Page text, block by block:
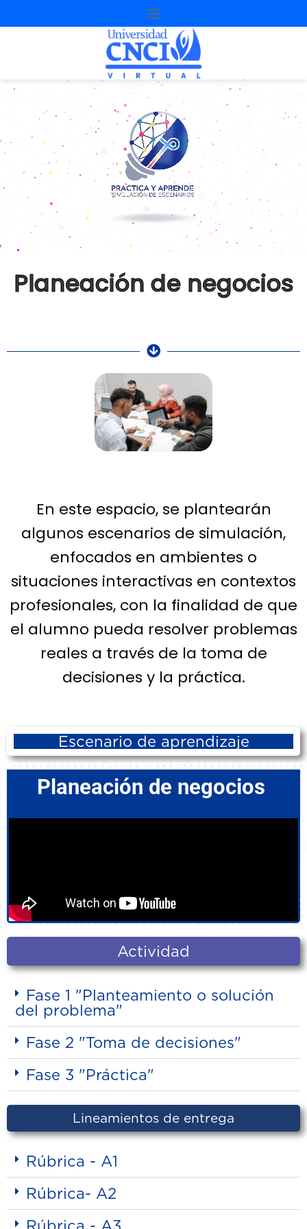
Planeación de negocios
En este espacio, se plantearán
algunos escenarios de simulación,
enfocados en ambientes o
situaciones interactivas en contextos
profesionales, con la finalidad de que
el alumno pueda resolver problemas
reales a través de la toma de
decisiones y la práctica.
Escenario de aprendizaje
Planeación de negocios
Actividad
Fase 1 "Planteamiento o solución
del problema"
Fase 2 "Toma de decisiones"
Fase 3 "Práctica"
Lineamientos de entrega
Rúbrica - A1
Rúbrica- A2